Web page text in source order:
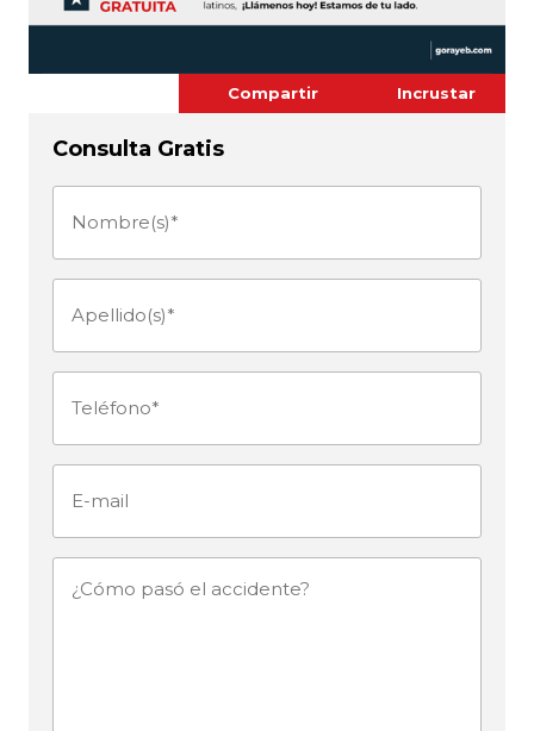
Compartir Incrustar
Consulta Gratis
Nombre(s)
Apellido(s)
Teléfono (Obligatorio)
¿Cómo